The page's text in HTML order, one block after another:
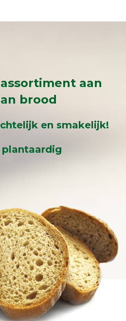
aan
brood
en smakelijk!
plantaardig